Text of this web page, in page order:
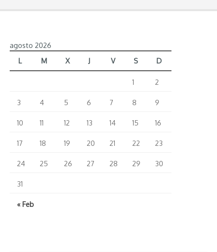
agosto 2026
L
M X J V S D
« Feb
1 2
3 4 5 6 7 8 9
10 11 12 13 14 15 16
17 18 19 20 21 22 23
24 25 26 27 28 29 30
31